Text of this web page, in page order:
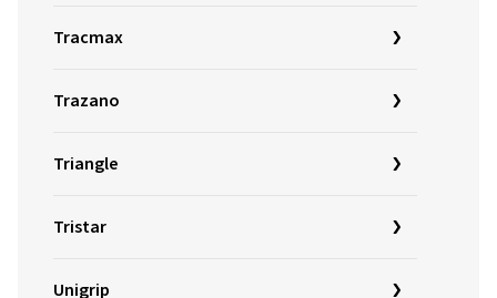
Tracmax
Trazano
Triangle
Tristar
Unigrip